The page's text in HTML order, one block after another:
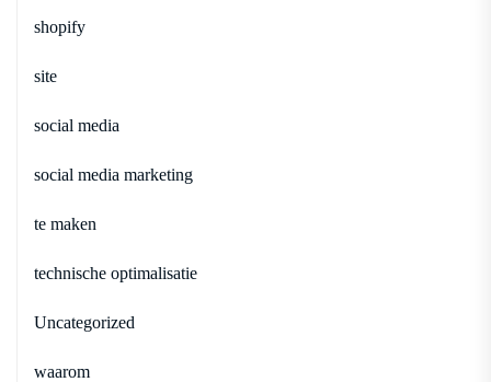
shopify
site
social media
social media marketing
te maken
technische optimalisatie
Uncategorized
waarom